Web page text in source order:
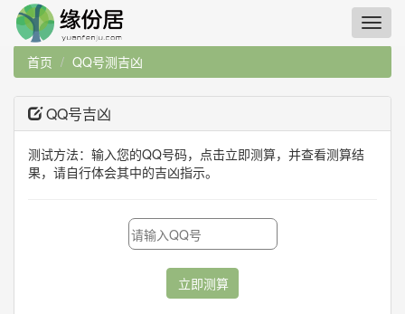
首页 QQ号测吉凶
QQ号吉凶
测试方法：输入您的QQ号码，点击立即测算，并查看测算结
果，请自行体会其中的吉凶指示。
立即测算